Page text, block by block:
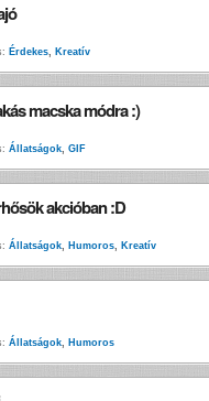
Érdekes, Kreatív
macska módra :)
Állatságok, GIF
akcióban :D
Állatságok, Humoros, Kreatív
Állatságok, Humoros